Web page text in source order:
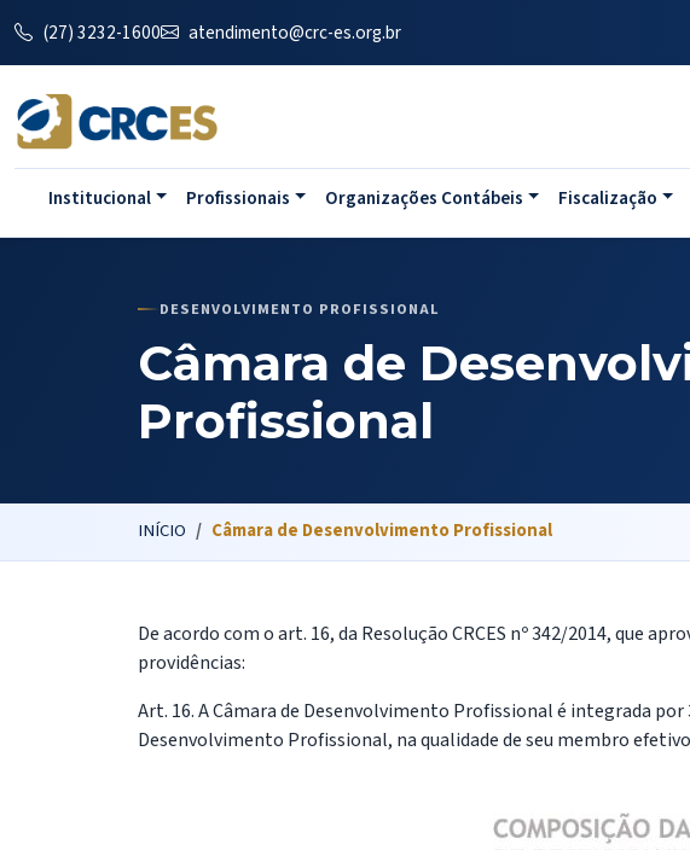
(27) 3232-1600 atendimento@crc-es.org.br
Institucional Profissionais Organizações Contábeis Fiscalização
DESENVOLVIMENTO PROFISSIONAL
Câmara de
Profissional
INÍCIO Câmara de Desenvolvimento Profissional
De acordo com o art. 16, da Resolução CRCES nº 342/2014, que
providências:
Art. 16. A Câmara de Desenvolvimento Profissional é integrada
Desenvolvimento Profissional, na qualidade de seu membro